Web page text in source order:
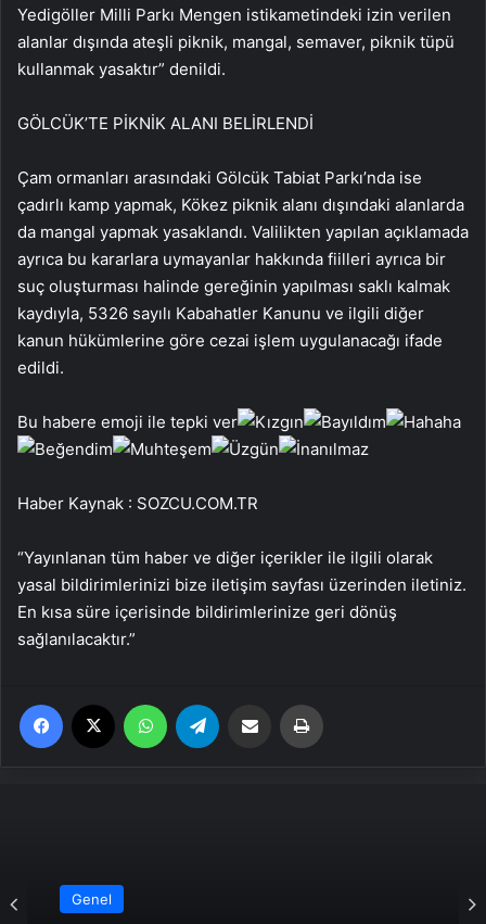
Yedigöller Milli Parkı Mengen istikametindeki izin verilen
alanlar dışında ateşli piknik, mangal, semaver, piknik tüpü
kullanmak yasaktır” denildi.
GÖLCÜK’TE PİKNİK ALANI BELİRLENDİ
Çam ormanları arasındaki Gölcük Tabiat Parkı’nda ise
çadırlı kamp yapmak, Kökez piknik alanı dışındaki alanlarda
da mangal yapmak yasaklandı. Valilikten yapılan açıklamada
ayrıca bu kararlara uymayanlar hakkında fiilleri ayrıca bir
suç oluşturması halinde gereğinin yapılması saklı kalmak
kaydıyla, 5326 sayılı Kabahatler Kanunu ve ilgili diğer
kanun hükümlerine göre cezai işlem uygulanacağı ifade
edildi.
Bu habere emoji ile tepki ver
Haber Kaynak : SOZCU.COM.TR
“Yayınlanan tüm haber ve diğer içerikler ile ilgili olarak
yasal bildirimlerinizi bize iletişim sayfası üzerinden iletiniz.
En kısa süre içerisinde bildirimlerinize geri dönüş
sağlanılacaktır.”
Facebook WhatsApp Email'den paylaş